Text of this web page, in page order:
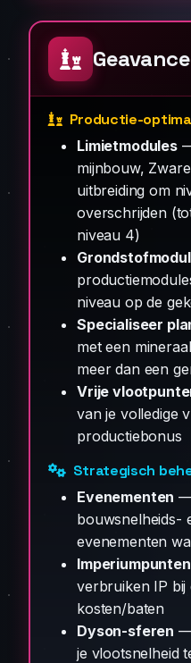
Productie-
Limietmodules—
mijnbouw,
uitbreiding om
overschrijden
niveau 4)
niveau op de
Specialiseer
met een
meer dan een
Vrije
van je volledige
productiebonus
Strategisch
Evenementen —
bouwsnelheids-
evenementen
Imperiumpunten
verbruiken IP bij
kosten/baten
Dyson-sferen —
je vlootsnelheid